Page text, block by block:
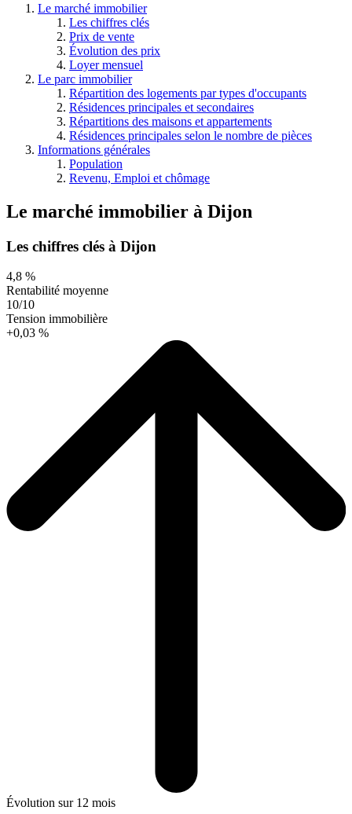
Le marché immobilier
Les chiffres clés
Prix de vente
Évolution des prix
Loyer mensuel
Le parc immobilier
Répartition des logements par types d'occupants
Résidences principales et secondaires
Répartitions des maisons et appartements
Résidences principales selon le nombre de pièces
Informations générales
Population
Revenu, Emploi et chômage
Le marché immobilier à Dijon
Les chiffres clés à Dijon
4,8 %
Rentabilité moyenne
10/10
Tension immobilière
+0,03 %
Évolution sur 12 mois